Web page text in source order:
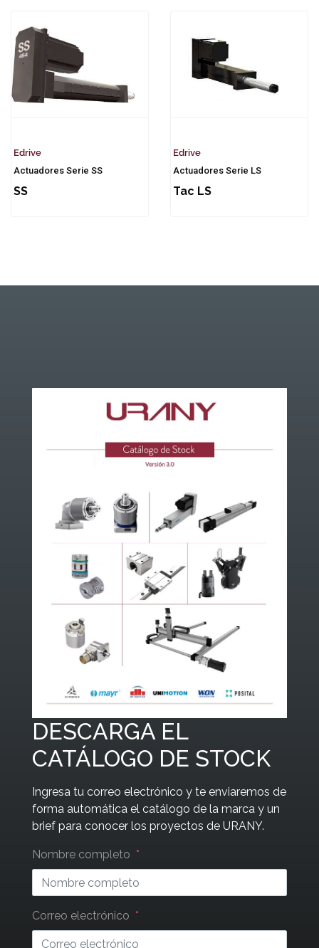
Edrive
Actuadores Serie SS
SS
Edrive
Actuadores Serie LS
Tac LS
DESCARGA EL
CATÁLOGO DE STOCK
Ingresa tu correo electrónico y te enviaremos de
forma automática el catálogo de la marca y un
brief para conocer los proyectos de URANY.
Leave
this
field
Nombre completo
Correo electrónico